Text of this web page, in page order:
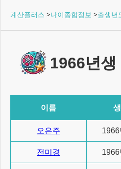
계산플러스 >나이종합정보 >출생년
1966년생
이름
오은주 1966
전미경 1966